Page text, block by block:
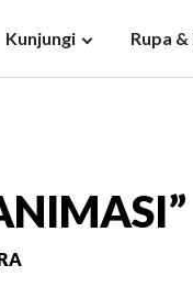
Kunjungi Rupa